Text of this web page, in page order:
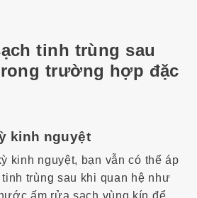
tinh trùng sau
trường hợp đặc
kinh nguyệt
kinh nguyệt, bạn vẫn có thể áp
trùng sau khi quan hệ như
ấm rửa sạch vùng kín để